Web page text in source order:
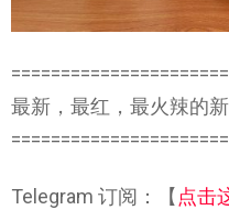
最新，最红，最火辣的
Telegram 订阅：【 点击